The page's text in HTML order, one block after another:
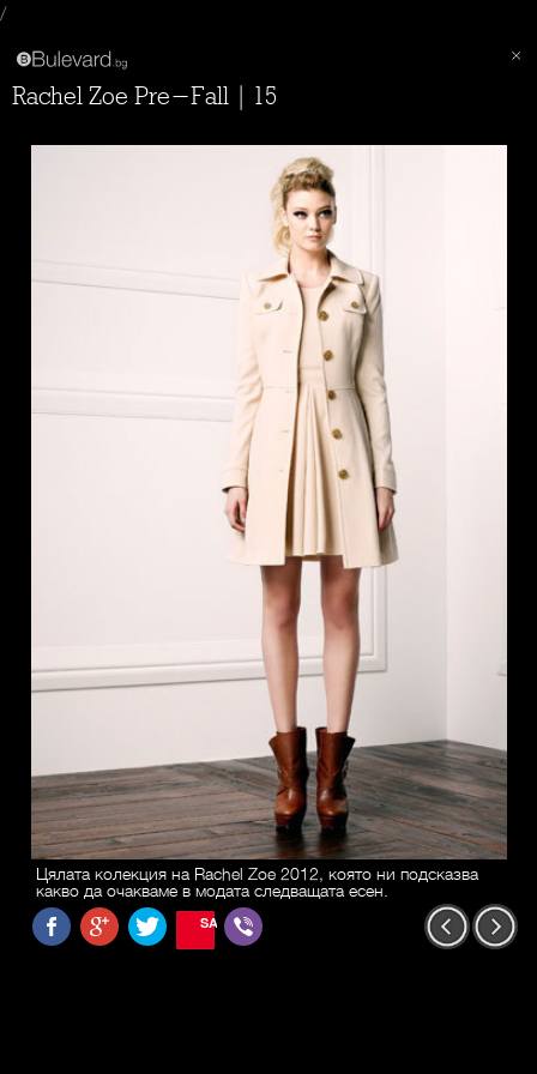
/
Rachel Zoe Pre-Fall | 15
Цялата колекция на Rachel Zoe 2012, която ни подсказва
какво да очакваме в модата следващата есен.
SAVE